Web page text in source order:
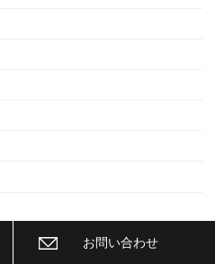
お問い合わせ